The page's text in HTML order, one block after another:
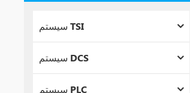
سیستم TSI
سیستم DCS
سیستم PLC